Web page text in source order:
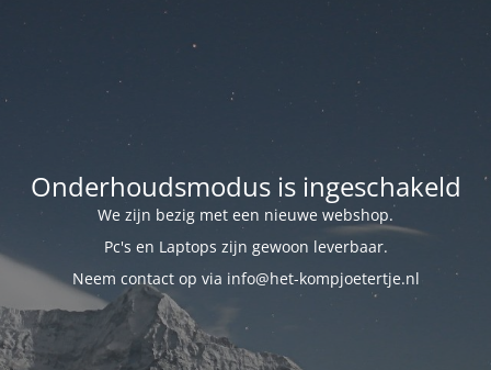
Onderhoudsmodus is ingeschakeld
We zijn bezig met een nieuwe webshop.
Pc's en Laptops zijn gewoon leverbaar.
Neem contact op via info@het-kompjoetertje.nl